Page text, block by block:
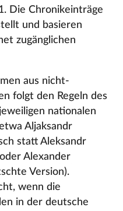
Die Chronikeinträge
und basieren
zugänglichen
aus nicht-
folgt den Regeln des
nationalen
Aljaksandr
statt Aleksandr
Alexander
Version).
wenn die
in der deutsche